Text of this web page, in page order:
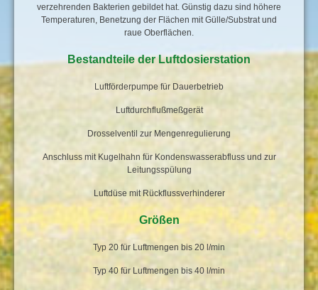
verzehrenden Bakterien gebildet hat. Günstig dazu sind höhere
Temperaturen, Benetzung der Flächen mit Gülle/Substrat und
raue Oberflächen.
Bestandteile der Luftdosierstation
Luftförderpumpe für Dauerbetrieb
Luftdurchflußmeßgerät
Drosselventil zur Mengenregulierung
Anschluss mit Kugelhahn für Kondenswasserabfluss und zur
Leitungsspülung
Luftdüse mit Rückflussverhinderer
Größen
Typ 20 für Luftmengen bis 20 l/min
Typ 40 für Luftmengen bis 40 l/min